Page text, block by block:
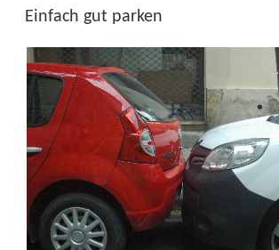
AM
Einfach gut parken